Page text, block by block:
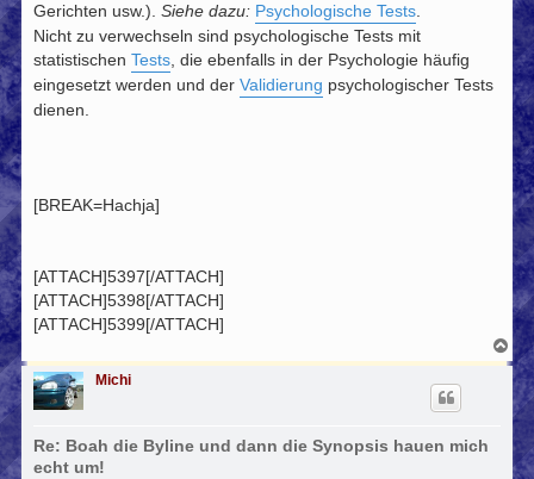
Gerichten usw.). Siehe dazu: Psychologische Tests.
Nicht zu verwechseln sind psychologische Tests mit
statistischen Tests, die ebenfalls in der Psychologie häufig
eingesetzt werden und der Validierung psychologischer Tests
dienen.
[BREAK=Hachja]
[ATTACH]5397[/ATTACH]
[ATTACH]5398[/ATTACH]
[ATTACH]5399[/ATTACH]
a
c
o
b
e
n
Michi
Re: Boah die Byline und dann die Synopsis hauen mich
echt um!